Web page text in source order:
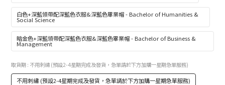
白色+深藍領帶配深藍色衣服&深藍色畢業帽 - Bachelor of Humanities &
Social Science
暗金色+深藍領帶配深藍色衣服&深藍色畢業帽 - Bachelor of Business &
Management
取貨期 : 不用刺繡 (預設2-4星期完成及發貨，急單請於下方加購一星期急單服務)
不用刺繡 (預設2-4星期完成及發貨，急單請於下方加購一星期急單服務)